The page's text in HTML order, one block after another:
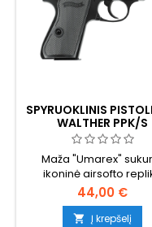
SPYRUOKLINIS
WALTHER PPK/S
Maža "Umarex"
ikoninė airsofto
44,00 €
 Į krepšelį